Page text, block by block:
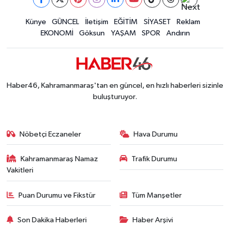
Künye GÜNCEL İletişim EĞİTİM SİYASET
Reklam
EKONOMİ
Göksun YAŞAM SPOR Andırın
Haber46, Kahramanmaraş'tan en güncel, en hızlı haberleri sizinle
buluşturuyor.
Nöbetçi Eczaneler Hava Durumu
Kahramanmaraş Namaz
Vakitleri
Trafik Durumu
Puan Durumu ve Fikstür Tüm Manşetler
Son Dakika Haberleri Haber Arşivi
İLÇE HABERLERİ
KADIN-AİLE